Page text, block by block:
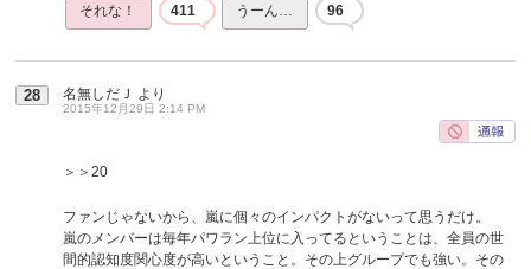
それな！ 411 うーん… 96
28 名無しだＪ より
2015年12月29日 2:14 PM
＞＞20
ファンじゃないから、嵐に個々のインパクトがないって思うだけ。
嵐のメンバーは毎年パワラン上位に入ってるということは、全員の世
間的認知度関心度が高いということ。その上グループでも強い。その